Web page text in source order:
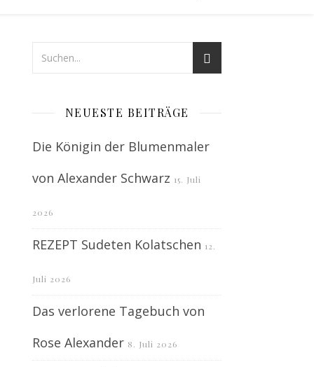
NEUESTE BEITRÄGE
Die Königin der Blumenmaler
von Alexander Schwarz 15. Juli
2026
REZEPT Sudeten Kolatschen 12.
Juli 2026
Das verlorene Tagebuch von
Rose Alexander 8. Juli 2026